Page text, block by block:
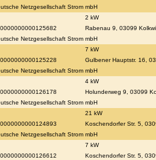
Netzgesellschaft Strom mbH
2 kW
Rabenau 9, 03099
Netzgesellschaft Strom mbH
7 kW
Gulbener Hauptstr. 16,
Netzgesellschaft Strom mbH
4 kW
Holunderweg 9, 03099
Netzgesellschaft Strom mbH
21 kW
Koschendorfer Str. 5,
Netzgesellschaft Strom mbH
7 kW
Koschendorfer Str. 5,